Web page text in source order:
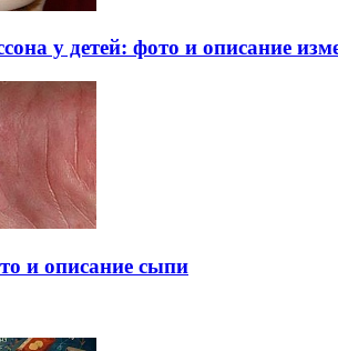
у детей: фото и описание
и описание сыпи